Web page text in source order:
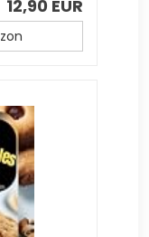
12,90 EUR